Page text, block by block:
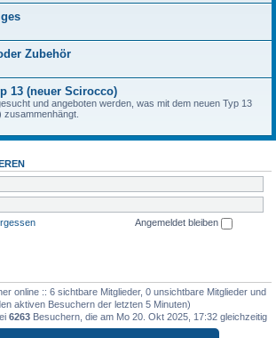
Zubehör
13 (neuer Scirocco)
und angeboten werden, was mit dem neuen Typ 13
Angemeldet bleiben
online :: 6 sichtbare Mitglieder, 0 unsichtbare Mitglieder und
aktiven Besuchern der letzten 5 Minuten)
6263 Besuchern, die am Mo 20. Okt 2025, 17:32 gleichzeitig